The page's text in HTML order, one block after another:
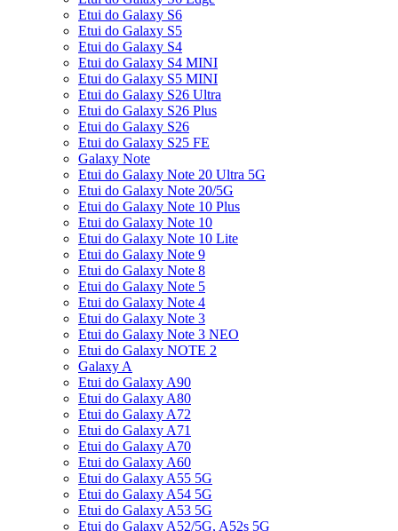
Etui do Galaxy S6
Etui do Galaxy S5
Etui do Galaxy S4
Etui do Galaxy S4 MINI
Etui do Galaxy S5 MINI
Etui do Galaxy S26 Ultra
Etui do Galaxy S26 Plus
Etui do Galaxy S26
Etui do Galaxy S25 FE
Galaxy Note
Etui do Galaxy Note 20 Ultra 5G
Etui do Galaxy Note 20/5G
Etui do Galaxy Note 10 Plus
Etui do Galaxy Note 10
Etui do Galaxy Note 10 Lite
Etui do Galaxy Note 9
Etui do Galaxy Note 8
Etui do Galaxy Note 5
Etui do Galaxy Note 4
Etui do Galaxy Note 3
Etui do Galaxy Note 3 NEO
Etui do Galaxy NOTE 2
Galaxy A
Etui do Galaxy A90
Etui do Galaxy A80
Etui do Galaxy A72
Etui do Galaxy A71
Etui do Galaxy A70
Etui do Galaxy A60
Etui do Galaxy A55 5G
Etui do Galaxy A54 5G
Etui do Galaxy A53 5G
Etui do Galaxy A52/5G, A52s 5G